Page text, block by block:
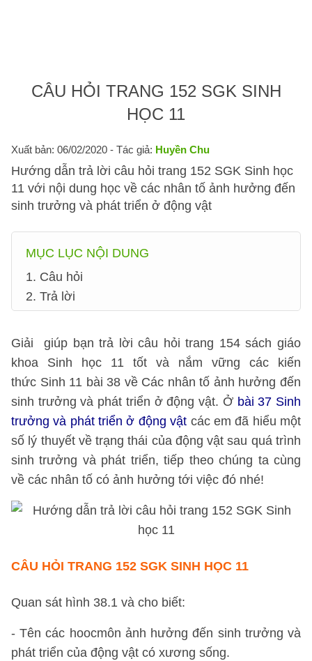
CÂU HỎI TRANG 152 SGK SINH
HỌC 11
Xuất bản: 06/02/2020 - Tác giả: Huyền Chu
Hướng dẫn trả lời câu hỏi trang 152 SGK Sinh học
11 với nội dung học về các nhân tố ảnh hưởng đến
sinh trưởng và phát triển ở động vật
MỤC LỤC NỘI DUNG
1. Câu hỏi
2. Trả lời
Giải giúp bạn trả lời câu hỏi trang 154 sách giáo
khoa Sinh học 11 tốt và nắm vững các kiến
thức Sinh 11 bài 38 về Các nhân tố ảnh hưởng đến
sinh trưởng và phát triển ở động vật. Ở bài 37 Sinh
trưởng và phát triển ở động vật các em đã hiểu một
số lý thuyết về trạng thái của động vật sau quá trình
sinh trưởng và phát triển, tiếp theo chúng ta cùng
về các nhân tố có ảnh hưởng tới việc đó nhé!
CÂU HỎI TRANG 152 SGK SINH HỌC 11
Quan sát hình 38.1 và cho biết:
- Tên các hoocmôn ảnh hưởng đến sinh trưởng và
phát triển của động vật có xương sống.